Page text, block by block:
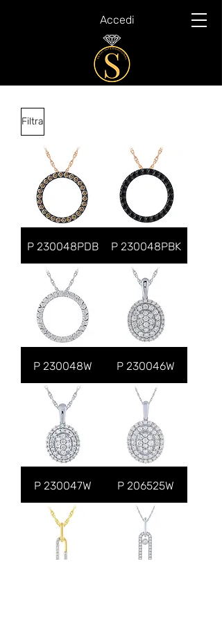
Accedi
Filtra
P 230048PDB P 230048PBK
P 230048W P 230046W
P 230047W P 206525W